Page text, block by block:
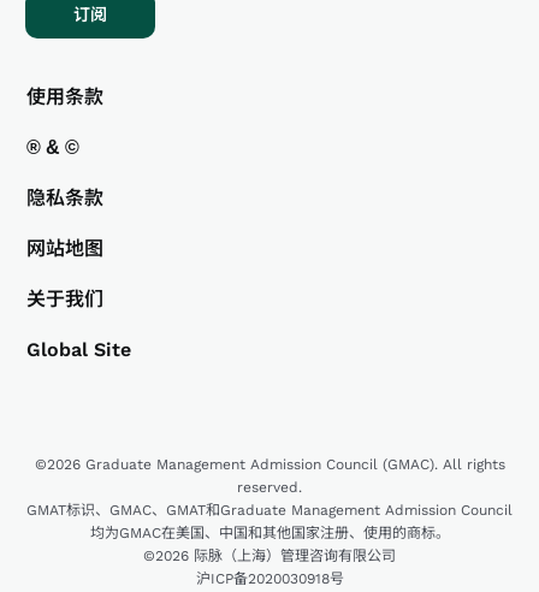
订阅
使用条款
® & ©
隐私条款
网站地图
关于我们
Global Site
©2026 Graduate Management Admission Council (GMAC). All rights
reserved.
GMAT标识、GMAC、GMAT和Graduate Management Admission Council
均为GMAC在美国、中国和其他国家注册、使用的商标。
©2026 际脉（上海）管理咨询有限公司
沪ICP备2020030918号